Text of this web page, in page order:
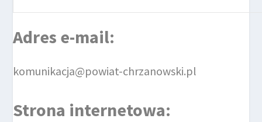
Adres e-mail:
komunikacja@powiat-chrzanowski.pl
Strona internetowa: